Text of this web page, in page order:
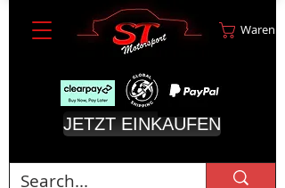
JETZT EINKAUFEN